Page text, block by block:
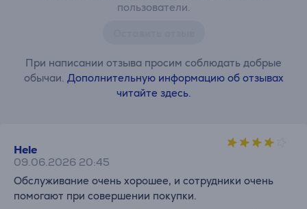
пользователи.
При написании отзыва просим соблюдать добрые
обычаи. Дополнительную информацию об отзывах
читайте здесь.
Hele
09.06.2026 20:45
Обслуживание очень хорошее, и сотрудники очень
помогают при совершении покупки.